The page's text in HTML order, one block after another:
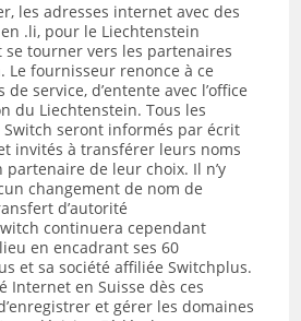
les adresses internet avec des
.li, pour le Liechtenstein
tourner vers les partenaires
Le fournisseur renonce à ce
service, d’entente avec l’office
du Liechtenstein. Tous les
seront informés par écrit
invités à transférer leurs noms
de leur choix. Il n’y
changement de nom de
d’autorité
continuera cependant
en encadrant ses 60
et sa société affiliée Switchplus.
Internet en Suisse dès ces
et gérer les domaines